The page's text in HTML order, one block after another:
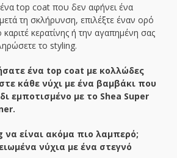
ένα top coat που δεν αφήνει ένα
τη σκλήρυνση, επιλέξτε έναν ορό
καριτέ κερατίνης ή την αγαπημένη σας
το styling.
ένα top coat με κολλώδες
κάθε νύχι με ένα βαμβάκι που
εμποτισμένο με το Shea Super
να είναι ακόμα πιο λαμπερό;
νύχια με ένα στεγνό